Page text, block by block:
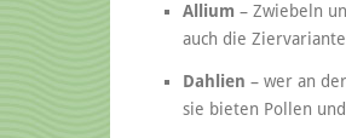
Allium – Zwiebeln
auch die
Dahlien – wer an
sie bieten Pollen